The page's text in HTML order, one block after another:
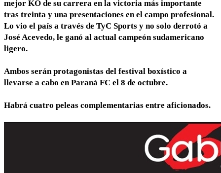
mejor KO de su carrera en la victoria más importante
tras treinta y una presentaciones en el campo profesional.
Lo vio el país a través de TyC Sports y no solo derrotó a
José Acevedo, le ganó al actual campeón sudamericano
ligero.
Ambos serán protagonistas del festival boxístico a
llevarse a cabo en Paraná FC el 8 de octubre.
Habrá cuatro peleas complementarias entre aficionados.